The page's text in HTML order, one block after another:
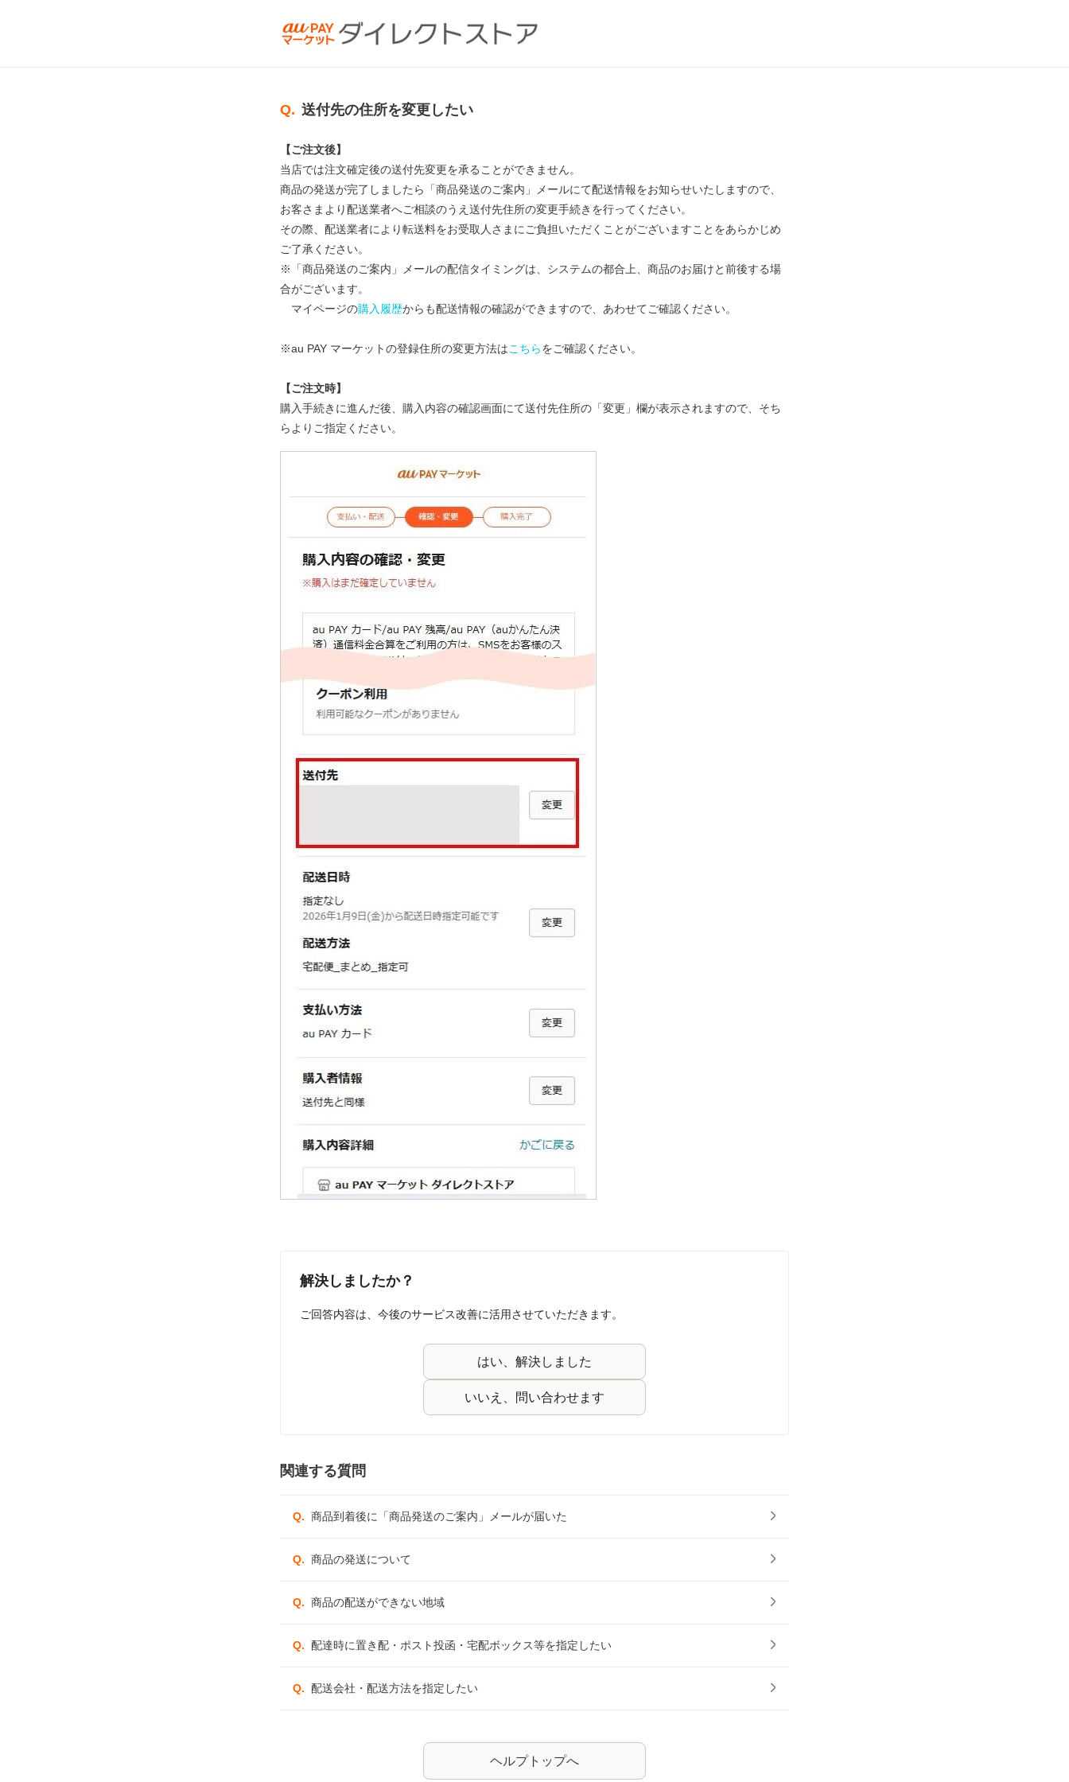
Q. 送付先の住所を変更したい
【ご注文後】
当店では注文確定後の送付先変更を承ることができません。
商品の発送が完了しましたら「商品発送のご案内」メールにて配送情報をお知らせいたしますので、
お客さまより配送業者へご相談のうえ送付先住所の変更手続きを行ってください。
その際、配送業者により転送料をお受取人さまにご負担いただくことがございますことをあらかじめ
ご了承ください。
※「商品発送のご案内」メールの配信タイミングは、システムの都合上、商品のお届けと前後する場
合がございます。
マイページの購入履歴からも配送情報の確認ができますので、あわせてご確認ください。
※au PAY マーケットの登録住所の変更方法はこちらをご確認ください。
【ご注文時】
購入手続きに進んだ後、購入内容の確認画面にて送付先住所の「変更」欄が表示されますので、そち
らよりご指定ください。
解決しましたか？
ご回答内容は、今後のサービス改善に活用させていただきます。
はい、解決しました
いいえ、問い合わせます
関連する質問
Q. 商品到着後に「商品発送のご案内」メールが届いた
Q. 商品の発送について
Q. 商品の配送ができない地域
Q. 配達時に置き配・ポスト投函・宅配ボックス等を指定したい
Q. 配送会社・配送方法を指定したい
ヘルプトップへ